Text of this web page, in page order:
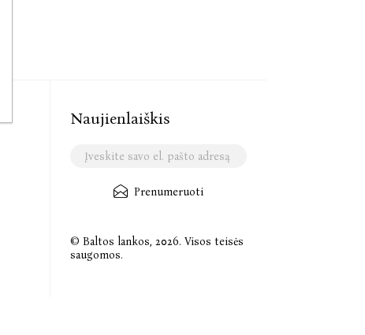
Naujienlaiškis
Prenumeruoti
© Baltos lankos, 2026. Visos teisės
saugomos.